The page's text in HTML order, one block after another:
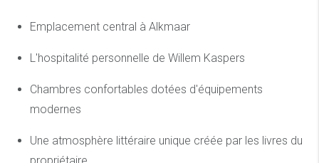
Emplacement central à Alkmaar
L'hospitalité personnelle de Willem Kaspers
Chambres confortables dotées d'équipements
modernes
Une atmosphère littéraire unique créée par les livres du